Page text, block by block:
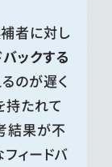
者に対し
ックする
のが遅く
持たれて
結果が不
ィードバ